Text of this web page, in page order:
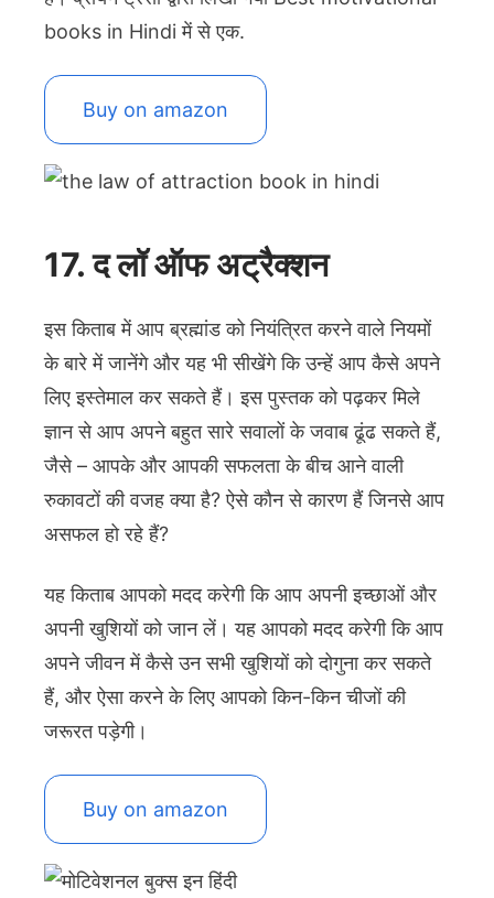
books in Hindi में से एक.
Buy on amazon
17. द लॉ ऑफ अट्रैक्शन
इस किताब में आप ब्रह्मांड को नियंत्रित करने वाले नियमों
के बारे में जानेंगे और यह भी सीखेंगे कि उन्हें आप कैसे अपने
लिए इस्तेमाल कर सकते हैं। इस पुस्तक को पढ़कर मिले
ज्ञान से आप अपने बहुत सारे सवालों के जवाब ढूंढ सकते हैं,
जैसे – आपके और आपकी सफलता के बीच आने वाली
रुकावटों की वजह क्या है? ऐसे कौन से कारण हैं जिनसे आप
असफल हो रहे हैं?
यह किताब आपको मदद करेगी कि आप अपनी इच्छाओं और
अपनी खुशियों को जान लें। यह आपको मदद करेगी कि आप
अपने जीवन में कैसे उन सभी खुशियों को दोगुना कर सकते
हैं, और ऐसा करने के लिए आपको किन-किन चीजों की
जरूरत पड़ेगी।
Buy on amazon